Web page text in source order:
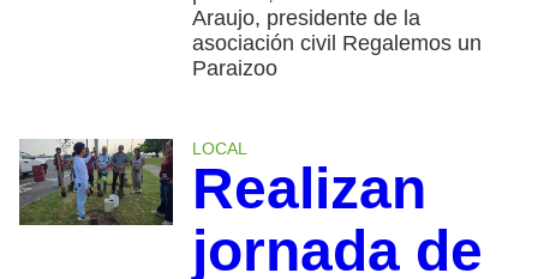
Araujo, presidente de la
asociación civil Regalemos un
Paraizoo
LOCAL
Realizan
jornada de